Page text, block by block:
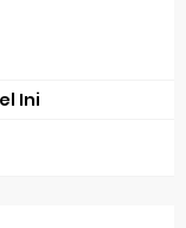
Ini